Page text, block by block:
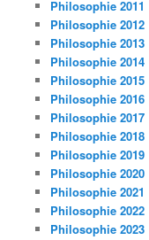
Philosophie 2011
Philosophie 2012
Philosophie 2013
Philosophie 2014
Philosophie 2015
Philosophie 2016
Philosophie 2017
Philosophie 2018
Philosophie 2019
Philosophie 2020
Philosophie 2021
Philosophie 2022
Philosophie 2023